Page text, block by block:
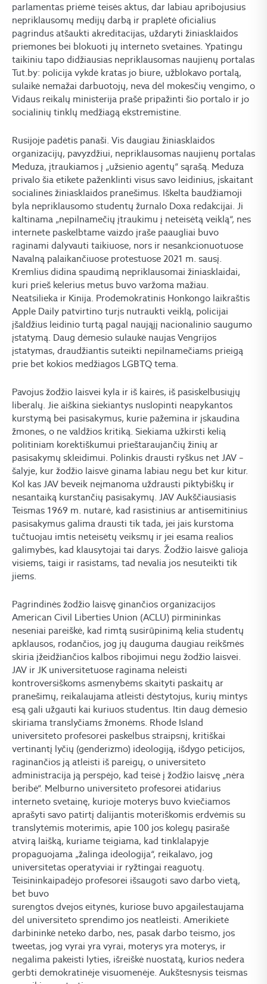
parlamentas priėmė teisės aktus, dar labiau apribojusius
nepriklausomų medijų darbą ir praplėtė oficialius
pagrindus atšaukti akreditacijas, uždaryti žiniasklaidos
priemones bei blokuoti jų interneto svetaines. Ypatingu
taikiniu tapo didžiausias nepriklausomas naujienų portalas
Tut.by: policija vykdė kratas jo biure, užblokavo portalą,
sulaikė nemažai darbuotojų, neva dėl mokesčių vengimo, o
Vidaus reikalų ministerija prašė pripažinti šio portalo ir jo
socialinių tinklų medžiagą ekstremistine.
Rusijoje padėtis panaši. Vis daugiau žiniasklaidos
organizacijų, pavyzdžiui, nepriklausomas naujienų portalas
Meduza, įtraukiamos į „užsienio agentų“ sąrašą. Meduza
privalo šia etikete paženklinti visus savo leidinius, įskaitant
socialinės žiniasklaidos pranešimus. Iškelta baudžiamoji
byla nepriklausomo studentų žurnalo Doxa redakcijai. Ji
kaltinama „nepilnamečių įtraukimu į neteisėtą veiklą“, nes
internete paskelbtame vaizdo įraše paaugliai buvo
raginami dalyvauti taikiuose, nors ir nesankcionuotuose
Navalną palaikančiuose protestuose 2021 m. sausį.
Kremlius didina spaudimą nepriklausomai žiniasklaidai,
kuri prieš kelerius metus buvo varžoma mažiau.
Neatsilieka ir Kinija. Prodemokratinis Honkongo laikraštis
Apple Daily patvirtino turįs nutraukti veiklą, policijai
įšaldžius leidinio turtą pagal naująjį nacionalinio saugumo
įstatymą. Daug dėmesio sulaukė naujas Vengrijos
įstatymas, draudžiantis suteikti nepilnamečiams prieigą
prie bet kokios medžiagos LGBTQ tema.
Pavojus žodžio laisvei kyla ir iš kairės, iš pasiskelbusiųjų
liberalų. Jie aiškina siekiantys nuslopinti neapykantos
kurstymą bei pasisakymus, kurie pažemina ir įskaudina
žmones, o ne valdžios kritiką. Siekiama užkirsti kelią
politiniam korektiškumui prieštaraujančių žinių ar
pasisakymų skleidimui. Polinkis drausti ryškus net JAV –
šalyje, kur žodžio laisvė ginama labiau negu bet kur kitur.
Kol kas JAV beveik neįmanoma uždrausti piktybiškų ir
nesantaiką kurstančių pasisakymų. JAV Aukščiausiasis
Teismas 1969 m. nutarė, kad rasistinius ar antisemitinius
pasisakymus galima drausti tik tada, jei jais kurstoma
tučtuojau imtis neteisėtų veiksmų ir jei esama realios
galimybės, kad klausytojai tai darys. Žodžio laisvė galioja
visiems, taigi ir rasistams, tad nevalia jos nesuteikti tik
jiems.
Pagrindinės žodžio laisvę ginančios organizacijos
American Civil Liberties Union (ACLU) pirmininkas
neseniai pareiškė, kad rimtą susirūpinimą kelia studentų
apklausos, rodančios, jog jų dauguma daugiau reikšmės
skiria įžeidžiančios kalbos ribojimui negu žodžio laisvei.
JAV ir JK universitetuose raginama neleisti
kontroversiškoms asmenybėms skaityti paskaitų ar
pranešimų, reikalaujama atleisti dėstytojus, kurių mintys
esą gali užgauti kai kuriuos studentus. Itin daug dėmesio
skiriama translyčiams žmonėms. Rhode Island
universiteto profesorei paskelbus straipsnį, kritiškai
vertinantį lyčių (genderizmo) ideologiją, išdygo peticijos,
raginančios ją atleisti iš pareigų, o universiteto
administracija ją perspėjo, kad teisė į žodžio laisvę „nėra
beribė“. Melburno universiteto profesorei atidarius
interneto svetainę, kurioje moterys buvo kviečiamos
aprašyti savo patirtį dalijantis moteriškomis erdvėmis su
translytėmis moterimis, apie 100 jos kolegų pasirašė
atvirą laišką, kuriame teigiama, kad tinklalapyje
propaguojama „žalinga ideologija“, reikalavo, jog
universitetas operatyviai ir ryžtingai reaguotų.
Teisininkaipadėjo profesorei išsaugoti savo darbo vietą,
bet buvo
surengtos dvejos eitynės, kuriose buvo apgailestaujama
dėl universiteto sprendimo jos neatleisti. Amerikietė
darbininkė neteko darbo, nes, pasak darbo teismo, jos
tweetas, jog vyrai yra vyrai, moterys yra moterys, ir
negalima pakeisti lyties, išreiškė nuostatą, kurios nedera
gerbti demokratinėje visuomenėje. Aukštesnysis teismas